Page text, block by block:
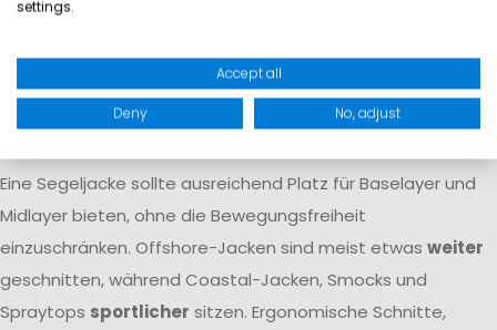
Atmungsaktivität dafür, dass Feuchtigkeit von innen nach
außen transportiert wird. Nur das Zusammenspiel beider
Eigenschaftengarantiert langfristigen Komfortauf dem
Eine Segeljacke sollte ausreichend Platz für Baselayer und
Midlayer bieten, ohne die Bewegungsfreiheit
einzuschränken. Offshore-Jacken sind meist etwas weiter
geschnitten, während Coastal-Jacken, Smocks und
Spraytops sportlicher sitzen. Ergonomische Schnitte,
settings.
Accept all
Deny No, adjust